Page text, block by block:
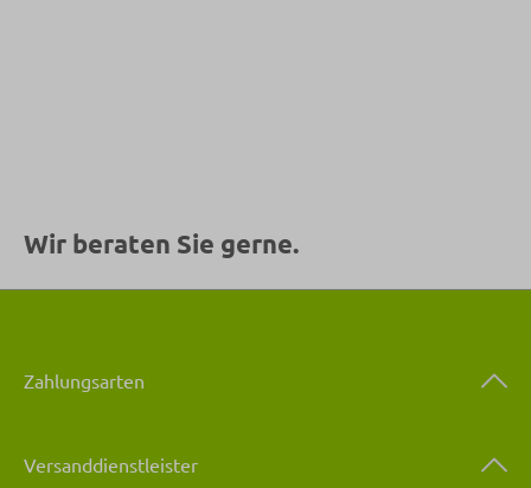
Wir beraten Sie gerne.
Zahlungsarten
Versanddienstleister